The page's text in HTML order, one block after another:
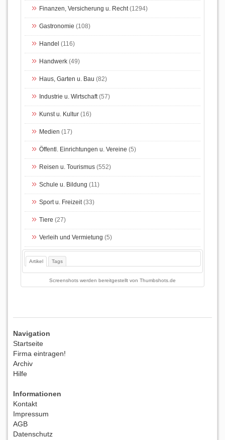
Finanzen, Versicherung u. Recht(1294)
Gastronomie (108)
Handel (116)
Handwerk (49)
Haus, Garten u. Bau (82)
Industrie u. Wirtschaft(57)
Kunst u. Kultur (16)
Medien (17)
Öffentl. Einrichtungen u. Vereine (5)
Reisen u. Tourismus (552)
Schule u. Bildung (11)
Sport u. Freizeit(33)
Tiere (27)
Verleih und Vermietung (5)
Artikel Tags
Screenshots werden bereitgestellt von Thumbshots.de
Navigation
Startseite
Firma eintragen!
Archiv
Hilfe
Informationen
Kontakt
Impressum
AGB
Datenschutz